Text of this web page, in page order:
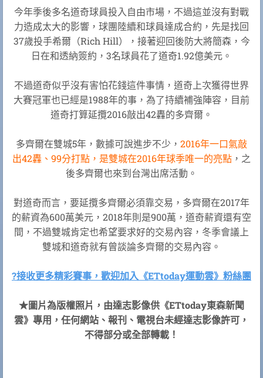
今年季後多名道奇球員投入自由市場，不過這並沒有對戰
力造成太大的影響，球團陸續和球員達成合約，先是找回
37歲投手希爾（Rich Hill），接著迎回後防大將簡森，今
日在和透納簽約，3名球員花了道奇1.92億美元。
不過道奇似乎沒有害怕花錢這件事情，道奇上次獲得世界
大賽冠軍也已經是1988年的事，為了持續補強陣容，目前
道奇打算延攬2016敲出42轟的多齊爾。
多齊爾在雙城5年，數據可說進步不少， 2016年一口氣敲
出42轟、99分打點，是雙城在2016年球季唯一的亮點 ，之
後多齊爾也來到台灣出席活動。
對道奇而言，要延攬多齊爾必須靠交易，多齊爾在2017年
的薪資為600萬美元，2018年則是900萬，道奇薪資還有空
間，不過雙城肯定也希望要求好的交易內容，冬季會議上
雙城和道奇就有曾談論多齊爾的交易內容。
?接收更多精彩賽事，歡迎加入《ETtoday運動雲》粉絲團
★圖片為版權照片，由達志影像供《ETtoday東森新聞
雲》專用，任何網站、報刊、電視台未經達志影像許可，
不得部分或全部轉載！